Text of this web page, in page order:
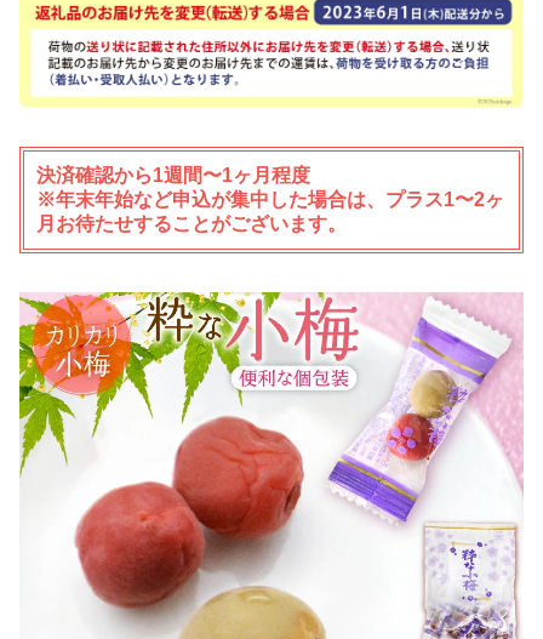
決済確認から1週間〜1ヶ月程度
※年末年始など申込が集中した場合は、プラス1〜2ヶ
月お待たせすることがございます。